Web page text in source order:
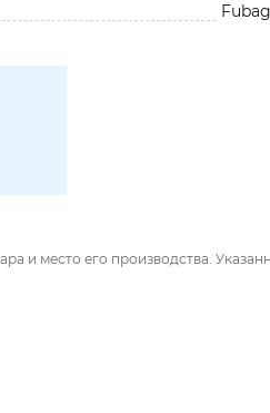
Fubag
и место его производства.